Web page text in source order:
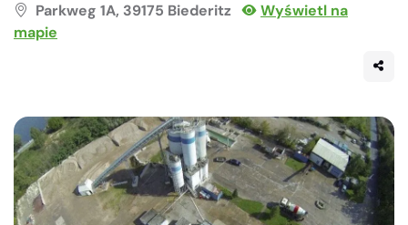
Parkweg 1A, 39175 Biederitz
Wyświetl na
mapie